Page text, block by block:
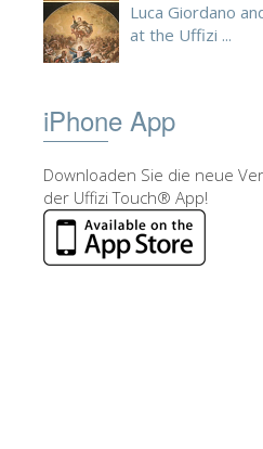
Luca Giordano
at the Uffizi ...
iPhone App
Downloaden Sie die neue
der Uffizi Touch® App!